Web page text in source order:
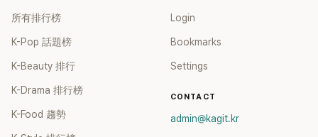
所有排行榜
K-Pop 話題榜
K-Beauty 排行
K-Drama 排行榜
K-Food 趨勢
Login
Bookmarks
Settings
CONTACT
admin@kagit.kr